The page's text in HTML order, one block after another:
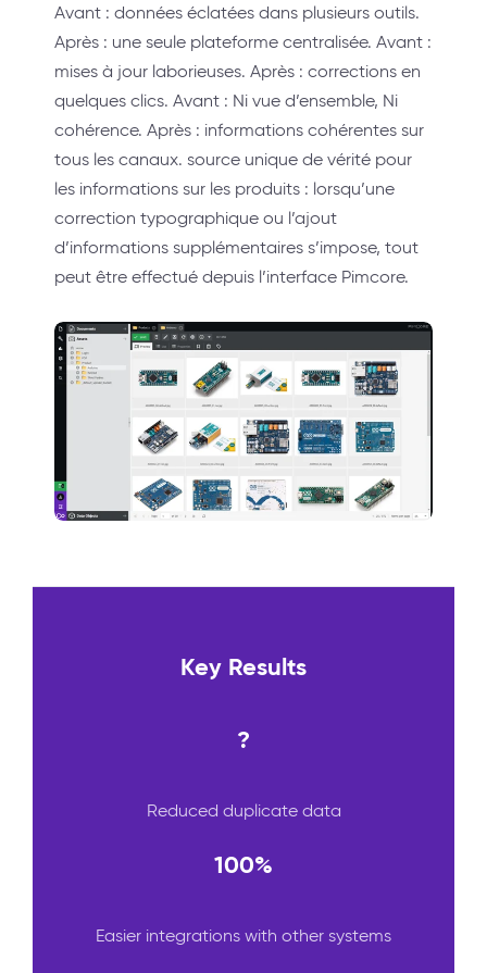
Avant : données éclatées dans plusieurs outils.
Après : une seule plateforme centralisée. Avant :
mises à jour laborieuses. Après : corrections en
quelques clics. Avant : Ni vue d’ensemble, Ni
cohérence. Après : informations cohérentes sur
tous les canaux. source unique de vérité pour
les informations sur les produits : lorsqu’une
correction typographique ou l’ajout
d’informations supplémentaires s’impose, tout
peut être effectué depuis l’interface Pimcore.
Key Results
?
Reduced duplicate data
100%
Easier integrations with other systems